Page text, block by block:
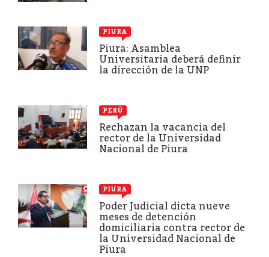
PIURA
Piura: Asamblea
Universitaria deberá definir
la dirección de la UNP
PERÚ
Rechazan la vacancia del
rector de la Universidad
Nacional de Piura
PIURA
Poder Judicial dicta nueve
meses de detención
domiciliaria contra rector de
la Universidad Nacional de
Piura